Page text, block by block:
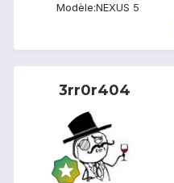
Modèle:NEXUS 5
3rr0r404